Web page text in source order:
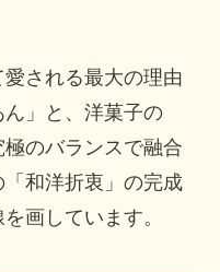
される最大の理由
」と、洋菓子の
極のバランスで融合
和洋折衷」の完成
画しています。